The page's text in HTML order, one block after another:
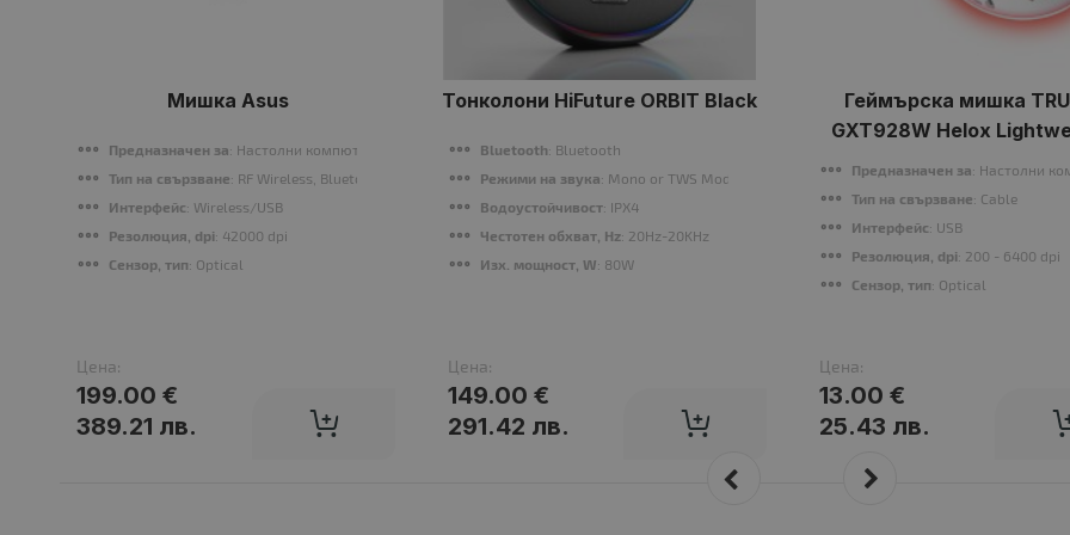
Мишка Asus
Предназначен за: Настолни компютри
Тип на свързване: RF Wireless, Bluetooth
Интерфейс: Wireless/USB
Резолюция, dpi: 42000 dpi
Сензор, тип: Optical
Цена:
199.00 €
389.21 лв.
Тонколони HiFuture ORBIT Black
Bluetooth: Bluetooth
Режими на звука: Mono or TWS Mode
Водоустойчивост: IPX4
Честотен обхват, Hz: 20Hz-20KHz
Изх. мощност, W: 80W
Цена:
149.00 €
291.42 лв.
Геймърска мишка
GXT928W Helox
Mouse White
Предназначен за: Настолни
Тип на свързване: Cable
Интерфейс: USB
Резолюция, dpi: 200 - 6400 dpi
Сензор, тип: Optical
Цена:
13.00 €
25.43 лв.